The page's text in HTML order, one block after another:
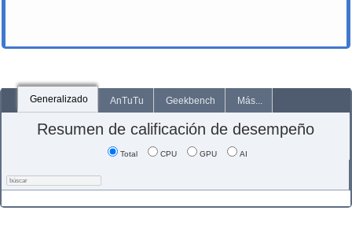
Generalizado AnTuTu Geekbench Más...
Resumen de calificación de desempeño
Total CPU GPU AI